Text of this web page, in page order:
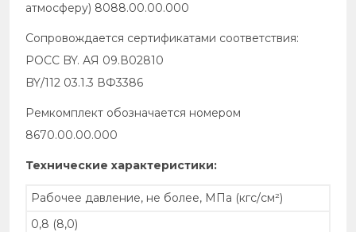
атмосферу) 8088.00.00.000
Сопровождается сертификатами соответствия:
РОСС BY. АЯ 09.В02810
BY/112 03.1.3 ВФ3386
Ремкомплект обозначается номером
8670.00.00.000
Технические характеристики:
Рабочее давление, не более, МПа (кгс/см²)
0,8 (8,0)